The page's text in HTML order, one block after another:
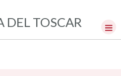
DEL TOSCAR